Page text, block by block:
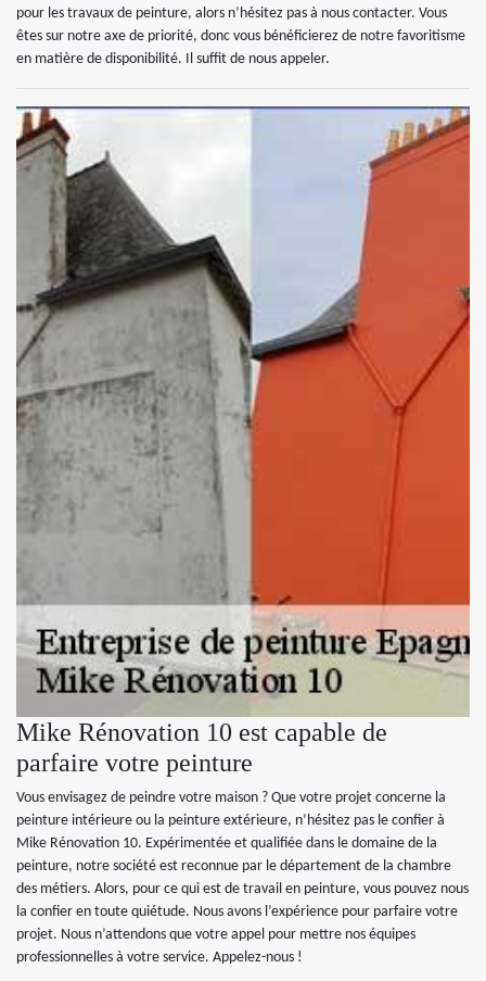
pour les travaux de peinture, alors n’hésitez pas à nous contacter. Vous
êtes sur notre axe de priorité, donc vous bénéficierez de notre favoritisme
en matière de disponibilité. Il suffit de nous appeler.
Mike Rénovation 10 est capable de
parfaire votre peinture
Vous envisagez de peindre votre maison ? Que votre projet concerne la
peinture intérieure ou la peinture extérieure, n’hésitez pas le confier à
Mike Rénovation 10. Expérimentée et qualifiée dans le domaine de la
peinture, notre société est reconnue par le département de la chambre
des métiers. Alors, pour ce qui est de travail en peinture, vous pouvez nous
la confier en toute quiétude. Nous avons l’expérience pour parfaire votre
projet. Nous n’attendons que votre appel pour mettre nos équipes
professionnelles à votre service. Appelez-nous !